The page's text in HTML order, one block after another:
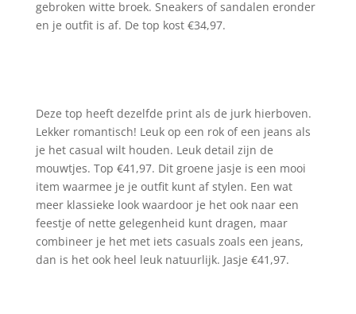
gebroken witte broek. Sneakers of sandalen eronder
en je outfit is af. De top kost €34,97.
Deze top heeft dezelfde print als de jurk hierboven.
Lekker romantisch! Leuk op een rok of een jeans als
je het casual wilt houden. Leuk detail zijn de
mouwtjes. Top €41,97. Dit groene jasje is een mooi
item waarmee je je outfit kunt af stylen. Een wat
meer klassieke look waardoor je het ook naar een
feestje of nette gelegenheid kunt dragen, maar
combineer je het met iets casuals zoals een jeans,
dan is het ook heel leuk natuurlijk. Jasje €41,97.